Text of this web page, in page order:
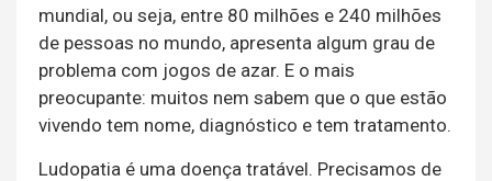
mundial, ou seja, entre 80 milhões e 240 milhões
de pessoas no mundo, apresenta algum grau de
problema com jogos de azar. E o mais
preocupante: muitos nem sabem que o que estão
vivendo tem nome, diagnóstico e tem tratamento.
Ludopatia é uma doença tratável. Precisamos de